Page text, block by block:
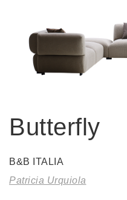
Butterfly
B&B ITALIA
Patricia Urquiola